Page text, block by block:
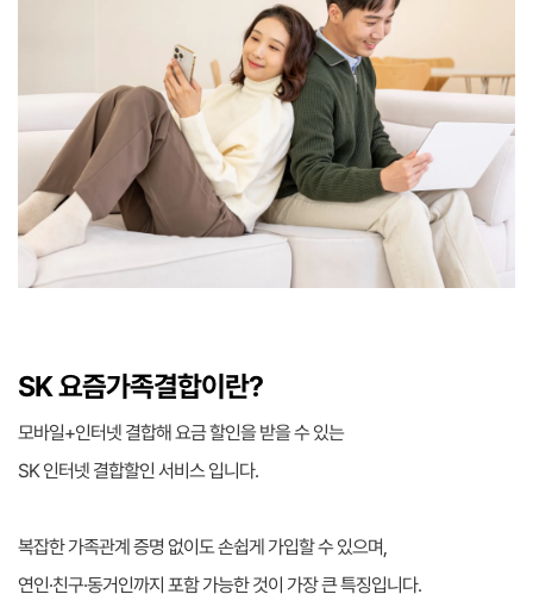
SK 요즘가족결합이란?
모바일+인터넷 결합해 요금 할인을 받을 수 있는
SK 인터넷 결합할인 서비스 입니다.
복잡한 가족관계 증명 없이도 손쉽게 가입할 수 있으며,
연인·친구·동거인까지 포함 가능한 것이 가장 큰 특징입니다.